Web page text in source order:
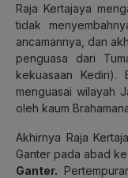
Raja Kertajaya
tidak
ancamannya, dan
penguasa dari
kekuasaan Kediri).
menguasai wilayah
oleh kaum
Akhirnya Raja
Ganter pada abad
Ganter.